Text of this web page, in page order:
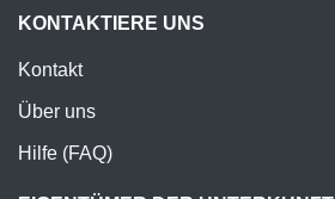
KONTAKTIERE UNS
Kontakt
Über uns
Hilfe (FAQ)